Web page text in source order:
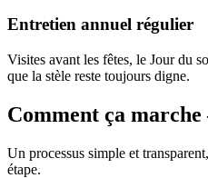
Entretien annuel régulier
Visites avant les fêtes, le Jour du
que la stèle reste toujours digne.
Comment ça
Un processus simple et
étape.